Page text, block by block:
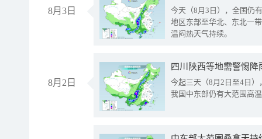
8月3日
今天（8月3日），全国仍
地区东部至华北、东北一
温闷热天气持续。
8月2日
今起三天（8月2日至4日
我国中东部仍有大范围高